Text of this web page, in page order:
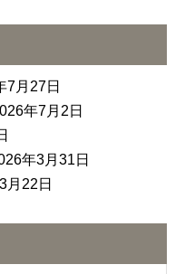
7月27日
年7月2日
年3月31日
月22日